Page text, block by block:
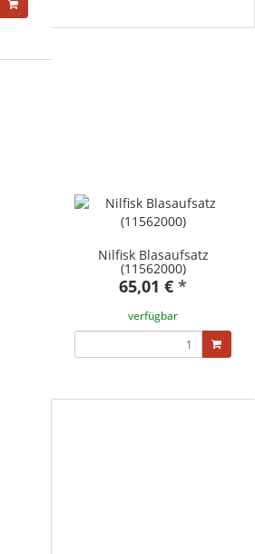
Nilfisk Blasaufsatz
(11562000)
65,01 € *
verfügbar